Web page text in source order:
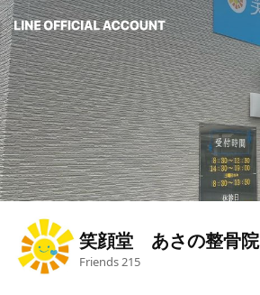
笑顔堂 あさの整骨院
Friends215